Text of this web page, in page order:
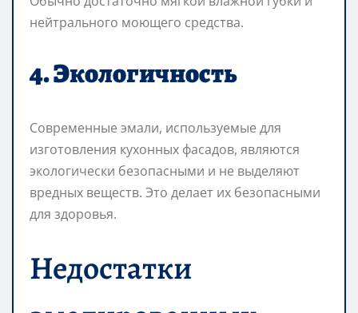
нейтрального моющего средства.
4. Экологичность
Современные эмали, используемые для
изготовления кухонных фасадов, являются
экологически безопасными и не выделяют
вредных веществ. Это делает их безопасными
для здоровья.
Недостатки